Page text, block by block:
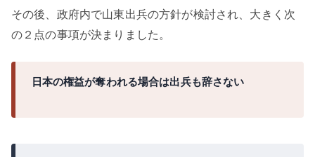
その後、政府内で山東出兵の方針が検討され、大きく次
の２点の事項が決まりました。
日本の権益が奪われる場合は出兵も辞さない